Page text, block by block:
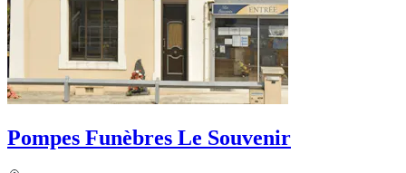
Pompes Funèbres Le Souvenir